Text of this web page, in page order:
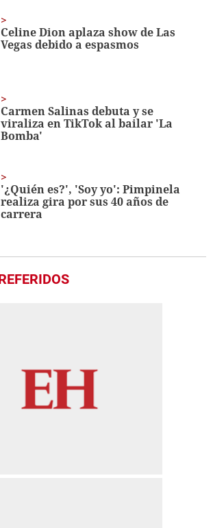
Celine Dion aplaza show de Las
Vegas debido a espasmos
Carmen Salinas debuta y se
viraliza en TikTok al bailar 'La
Bomba'
'¿Quién es?', 'Soy yo': Pimpinela
realiza gira por sus 40 años de
carrera